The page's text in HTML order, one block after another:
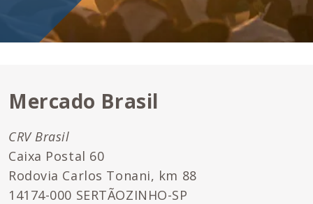
Mercado Brasil
CRV Brasil
Caixa Postal 60
Rodovia Carlos Tonani, km 88
14174-000 SERTÃOZINHO-SP